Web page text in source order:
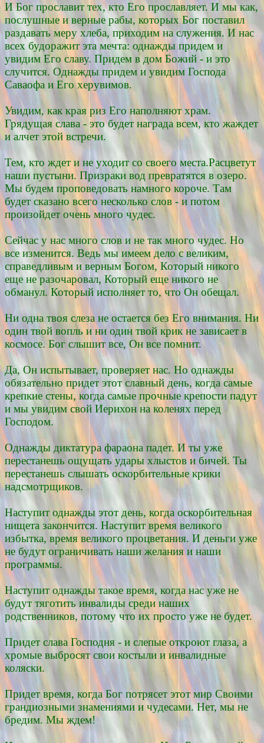
И Бог прославит тех, кто Его прославляет. И мы как,
послушные и верные рабы, которых Бог поставил
раздавать меру хлеба, приходим на служения. И нас
всех будоражит эта мечта: однажды придем и
увидим Его славу. Придем в дом Божий - и это
случится. Однажды придем и увидим Господа
Саваофа и Его херувимов.
Увидим, как края риз Его наполняют храм.
Грядущая слава - это будет награда всем, кто жаждет
и алчет этой встречи.
Тем, кто ждет и не уходит со своего места.Расцветут
наши пустыни. Призраки вод превратятся в озеро.
Мы будем проповедовать намного короче. Там
будет сказано всего несколько слов - и потом
произойдет очень много чудес.
Сейчас у нас много слов и не так много чудес. Но
все изменится. Ведь мы имеем дело с великим,
справедливым и верным Богом, Который никого
еще не разочаровал, Который еще никого не
обманул. Который исполняет то, что Он обещал.
Ни одна твоя слеза не остается без Его внимания. Ни
один твой вопль и ни один твой крик не зависает в
космосе. Бог слышит все, Он все помнит.
Да, Он испытывает, проверяет нас. Но однажды
обязательно придет этот славный день, когда самые
крепкие стены, когда самые прочные крепости падут
и мы увидим свой Иерихон на коленях перед
Господом.
Однажды диктатура фараона падет. И ты уже
перестанешь ощущать удары хлыстов и бичей. Ты
перестанешь слышать оскорбительные крики
надсмотрщиков.
Наступит однажды этот день, когда оскорбительная
нищета закончится. Наступит время великого
избытка, время великого процветания. И деньги уже
не будут ограничивать наши желания и наши
программы.
Наступит однажды такое время, когда нас уже не
будут тяготить инвалиды среди наших
родственников, потому что их просто уже не будет.
Придет слава Господня - и слепые откроют глаза, а
хромые выбросят свои костыли и инвалидные
коляски.
Придет время, когда Бог потрясет этот мир Своими
грандиозными знамениями и чудесами. Нет, мы не
бредим. Мы ждем!